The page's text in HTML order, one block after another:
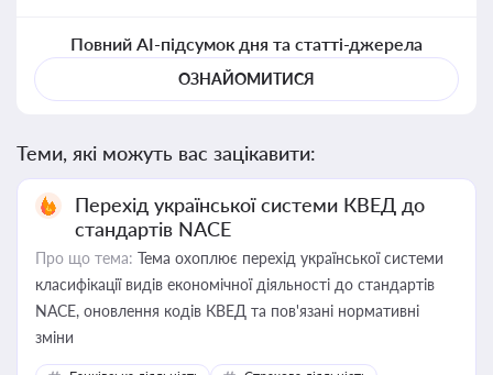
Повний AI-підсумок дня та статті-джерела
ОЗНАЙОМИТИСЯ
Теми, які можуть вас зацікавити:
Перехід української системи КВЕД до
стандартів NACE
Про що тема: Тема охоплює перехід української системи
класифікації видів економічної діяльності до стандартів
NACE, оновлення кодів КВЕД та пов'язані нормативні
зміни